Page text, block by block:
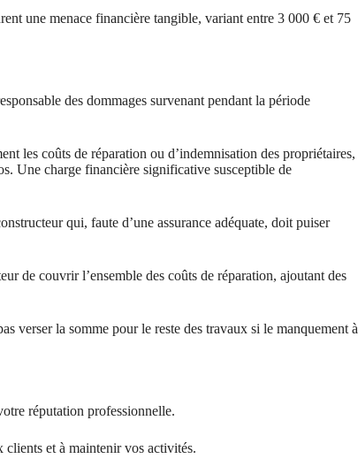
une menace financière tangible, variant entre 3 000 € et 75
des dommages survenant pendant la période
les coûts de réparation ou d’indemnisation des propriétaires,
Une charge financière significative susceptible de
qui, faute d’une assurance adéquate, doit puiser
de couvrir l’ensemble des coûts de réparation, ajoutant des
verser la somme pour le reste des travaux si le manquement à
réputation professionnelle.
clients et à maintenir vos activités.